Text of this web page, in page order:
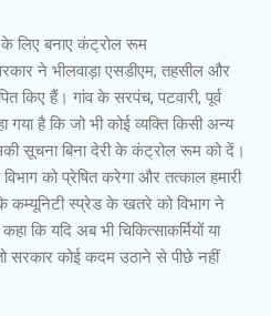
लिए बनाए कंट्रोल रूम
ने भीलवाड़ा एसडीएम, तहसील और
किए हैं। गांव के सरपंच, पटवारी, पूर्व
है कि जो भी कोई व्यक्ति किसी अन्य
सूचना बिना देरी के कंट्रोल रूम को दें।
को प्रेषित करेगा और तत्काल हमारी
कम्यूनिटी स्प्रेड के खतरे को विभाग ने
कि यदि अब भी चिकित्साकर्मियों या
सरकार कोई कदम उठाने से पीछे नहीं